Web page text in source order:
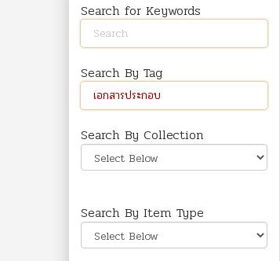
Search for Keywords
Search By Tag
Search By Collection
Search By Item Type